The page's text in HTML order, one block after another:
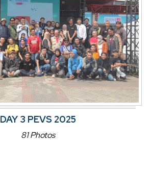
DAY 3 PEVS 2025
81 Photos